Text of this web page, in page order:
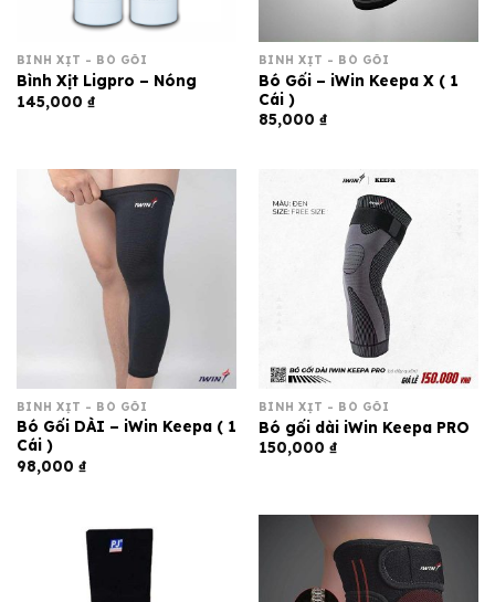
BÌNH XỊT - BÓ GỐI
Bình Xịt Ligpro – Nóng
145,000 ₫
BÌNH XỊT - BÓ GỐI
Bó Gối – iWin Keepa X ( 1
Cái )
85,000 ₫
BÌNH XỊT - BÓ GỐI
Bó Gối DÀI – iWin Keepa ( 1
Cái )
98,000 ₫
BÌNH XỊT - BÓ GỐI
Bó gối dài iWin Keepa PRO
150,000 ₫